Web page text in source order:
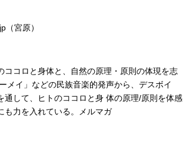
宮原）
コロと身体と、自然の原理・原則の体現を志
メイ」などの民族音楽的発声から、デスボイ
して、ヒトのココロと身 体の原理/原則を体感
も力を入れている。メルマガ